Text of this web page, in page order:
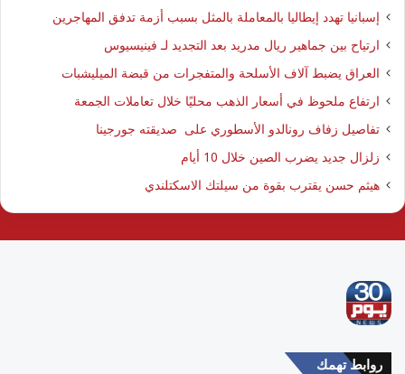
إسبانيا تهدد إيطاليا بالمعاملة بالمثل بسبب أزمة تدفق المهاجرين
ارتياح بين جماهير ريال مدريد بعد التجديد لـ فينيسيوس
العراق يضبط آلاف الأسلحة والمتفجرات من قبضة الميليشبات
ارتفاع ملحوظ في أسعار الذهب محليًا خلال تعاملات الجمعة
تفاصيل زفاف رونالدو الأسطوري على صديقته جورجينا
زلزال جديد يضرب الصين خلال 10 أيام
هيثم حسن يقترب بقوة من سيلتك الاسكتلندي
روابط تهمك